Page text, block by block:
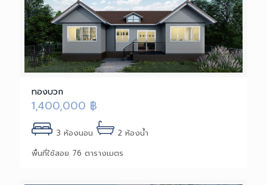
ทองบวก
1,400,000 ฿
3 ห้องนอน
2 ห้องน้ำ
พื้นที่ใช้สอย 76 ตารางเมตร